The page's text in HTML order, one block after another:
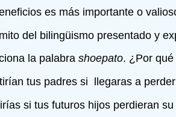
es más importante o
del bilingüismo presentado y
la palabra shoepato. ¿Por qué
tus padres si llegaras a
si tus futuros hijos perdieran